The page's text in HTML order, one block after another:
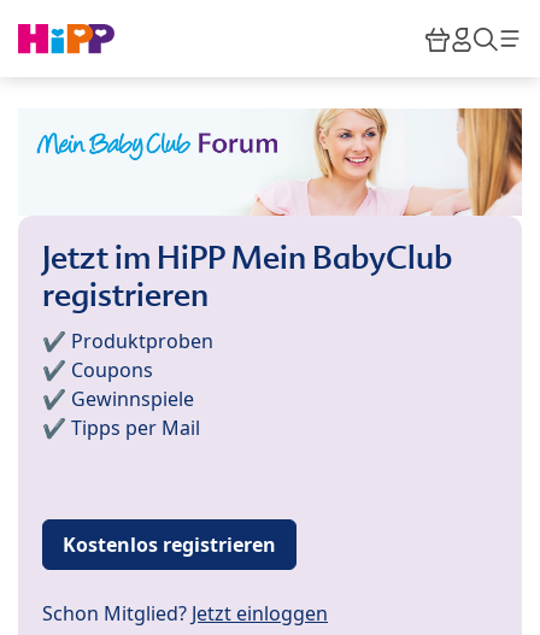
HiPP
Jetzt im HiPP Mein BabyClub
registrieren
✔️ Produktproben
✔️ Coupons
✔️ Gewinnspiele
✔️ Tipps per Mail
Kostenlos registrieren
Schon Mitglied? Jetzt einloggen